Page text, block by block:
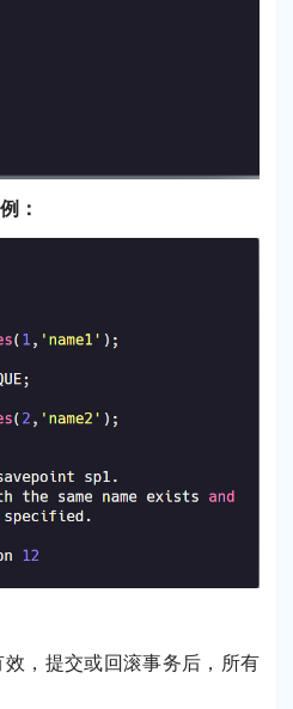
：
，提交或回滚事务后，所有